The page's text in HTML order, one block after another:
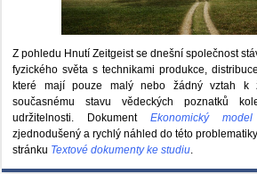
Z pohledu Hnutí Zeitgeist se dnešní společnost
fyzického světa s technikami produkce,
které mají pouze malý nebo žádný vztah k
současnému stavu vědeckých poznatků
udržitelnosti. DokumentEkonomický model
zjednodušený a rychlý náhled do této
stránku Textové dokumenty ke studiu.